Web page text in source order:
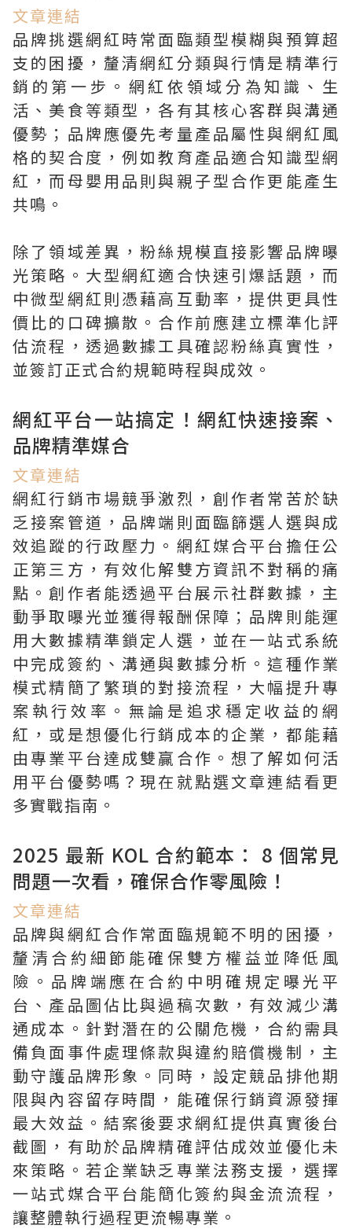
文章連結
品牌挑選網紅時常面臨類型模糊與預算超
支的困擾，釐清網紅分類與行情是精準行
銷的第一步。網紅依領域分為知識、生
活、美食等類型，各有其核心客群與溝通
優勢；品牌應優先考量產品屬性與網紅風
格的契合度，例如教育產品適合知識型網
紅，而母嬰用品則與親子型合作更能產生
共鳴。
除了領域差異，粉絲規模直接影響品牌曝
光策略。大型網紅適合快速引爆話題，而
中微型網紅則憑藉高互動率，提供更具性
價比的口碑擴散。合作前應建立標準化評
估流程，透過數據工具確認粉絲真實性，
並簽訂正式合約規範時程與成效。
網紅平台一站搞定！網紅快速接案、
品牌精準媒合
文章連結
網紅行銷市場競爭激烈，創作者常苦於缺
乏接案管道，品牌端則面臨篩選人選與成
效追蹤的行政壓力。網紅媒合平台擔任公
正第三方，有效化解雙方資訊不對稱的痛
點。創作者能透過平台展示社群數據，主
動爭取曝光並獲得報酬保障；品牌則能運
用大數據精準鎖定人選，並在一站式系統
中完成簽約、溝通與數據分析。這種作業
模式精簡了繁瑣的對接流程，大幅提升專
案執行效率。無論是追求穩定收益的網
紅，或是想優化行銷成本的企業，都能藉
由專業平台達成雙贏合作。想了解如何活
用平台優勢嗎？現在就點選文章連結看更
多實戰指南。
2025 最新 KOL 合約範本： 8 個常見
問題一次看，確保合作零風險！
文章連結
品牌與網紅合作常面臨規範不明的困擾，
釐清合約細節能確保雙方權益並降低風
險。品牌端應在合約中明確規定曝光平
台、產品圖佔比與過稿次數，有效減少溝
通成本。針對潛在的公關危機，合約需具
備負面事件處理條款與違約賠償機制，主
動守護品牌形象。同時，設定競品排他期
限與內容留存時間，能確保行銷資源發揮
最大效益。結案後要求網紅提供真實後台
截圖，有助於品牌精確評估成效並優化未
來策略。若企業缺乏專業法務支援，選擇
一站式媒合平台能簡化簽約與金流流程，
讓整體執行過程更流暢專業。